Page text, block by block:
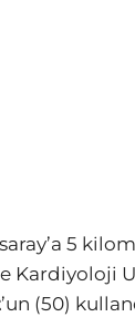
5
Kardiyoloji
’un (50)